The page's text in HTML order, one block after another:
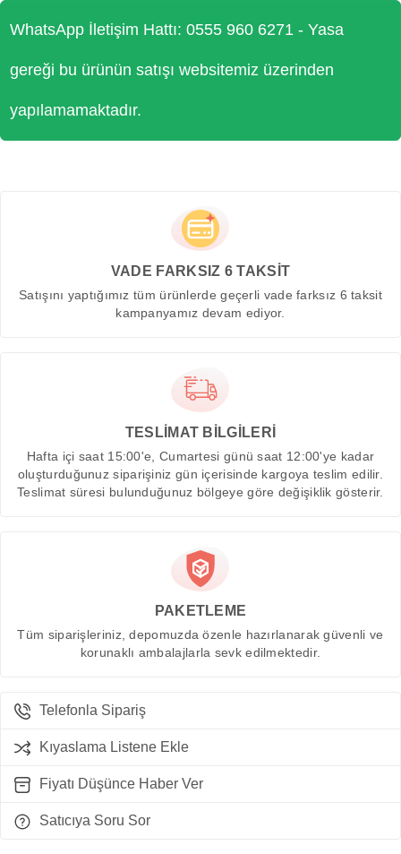
WhatsApp İletişim Hattı: 0555 960 6271 - Yasa
gereği bu ürünün satışı websitemiz üzerinden
yapılamamaktadır.
VADE FARKSIZ 6 TAKSİT
Satışını yaptığımız tüm ürünlerde geçerli vade farksız 6 taksit
kampanyamız devam ediyor.
TESLİMAT BİLGİLERİ
Hafta içi saat 15:00'e, Cumartesi günü saat 12:00'ye kadar
oluşturduğunuz siparişiniz gün içerisinde kargoya teslim edilir.
Teslimat süresi bulunduğunuz bölgeye göre değişiklik gösterir.
PAKETLEME
Tüm siparişleriniz, depomuzda özenle hazırlanarak güvenli ve
korunaklı ambalajlarla sevk edilmektedir.
Telefonla Sipariş
Kıyaslama Listene Ekle
Fiyatı Düşünce Haber Ver
Satıcıya Soru Sor